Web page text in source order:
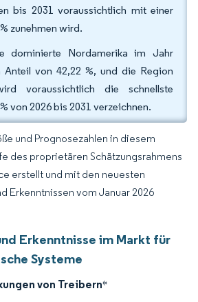
bis 2031 voraussichtlich mit einer
zunehmen wird.
dominierte Nordamerika im Jahr
Anteil von 42,22 %, und die Region
voraussichtlich die schnellste
von 2026 bis 2031 verzeichnen.
und Prognosezahlen in diesem
des proprietären Schätzungsrahmens
erstellt und mit den neuesten
Erkenntnissen vom Januar 2026
Erkenntnisse im Markt für
Systeme
von Treibern*